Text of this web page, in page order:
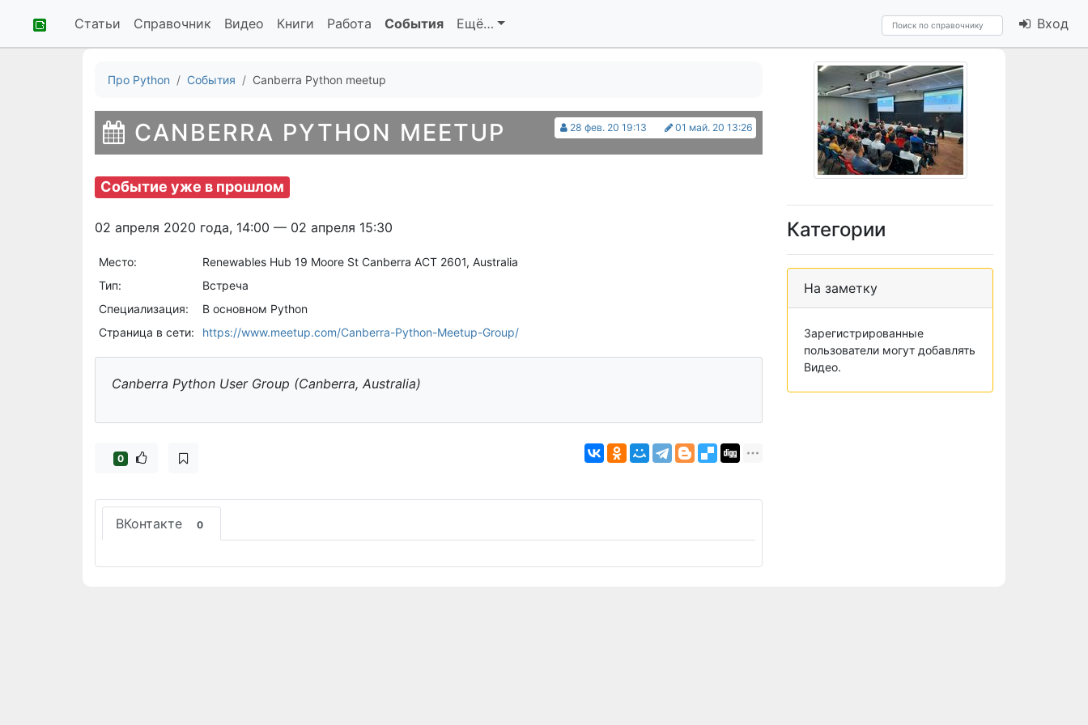
Статьи Справочник Видео Книги Работа События Ещё… Вход
Про Python События Canberra Python meetup
28 фев. 20 19:13 01 май. 20 13:26
CANBERRA PYTHON MEETUP
Событие уже в прошлом
02 апреля 2020 года, 14:00 — 02 апреля 15:30
Место:
Renewables Hub 19 Moore St Canberra ACT 2601, Australia
Тип:
Встреча
Специализация:
В основном Python
Страница в сети:
https://www.meetup.com/Canberra-Python-Meetup-Group/
Canberra Python User Group (Canberra, Australia)
0
ВКонтакте 0
Категории
На заметку
Зарегистрированные
пользователи могут добавлять
Видео.